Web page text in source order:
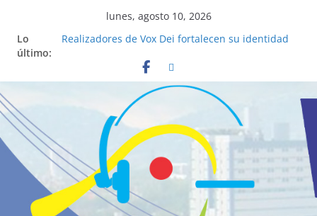
lunes, agosto 10, 2026
Lo
último:
Realizadores de Vox Dei fortalecen su identidad
La ciencia desvela los 5 secretos que tiene
fácilmente un católico para convertirse en
“Superancianos”
Pop Up Market atrae a cientos de visitantes y
dinamiza la economía local
Salud mental a la mesa: la importancia de
hablarlo en familia
Lo que tienen en común la nueva Película Toy
Story 5 y el Papa León XIV